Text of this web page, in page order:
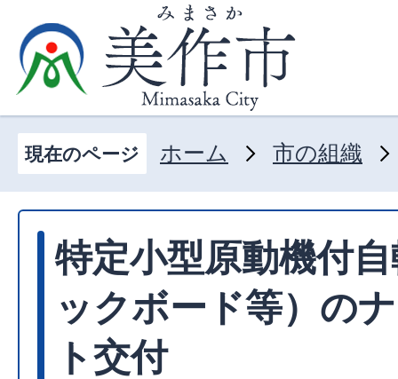
現在のページ ホーム 市の組織
特定小型原動機付
ックボード等）の
ト交付